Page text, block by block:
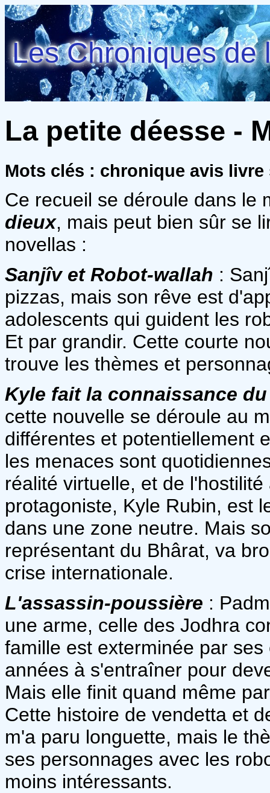
Les Chroniques de
La petite déesse -
Mots clés : chronique avis
Ce recueil se déroule dans le
dieux, mais peut bien sûr se
novellas :
Sanjîv et Robot-wallah :
pizzas, mais son rêve est
adolescents qui guident les
Et par grandir. Cette courte
trouve les thèmes et
Kyle fait la connaissance
cette nouvelle se déroule au
différentes et potentiellement
les menaces sont
réalité virtuelle, et de
protagoniste, Kyle Rubin, est
dans une zone neutre. Mais
représentant du Bhârat, va
crise internationale.
L'assassin-poussière :
une arme, celle des Jodhra
famille est exterminée par
années à s'entraîner pour
Mais elle finit quand même
Cette histoire de vendetta et
m'a paru longuette, mais le
ses personnages avec les
moins intéressants.